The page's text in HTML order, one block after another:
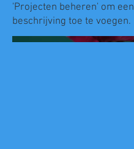
'Projecten beheren' om een
beschrijving toe te voegen.